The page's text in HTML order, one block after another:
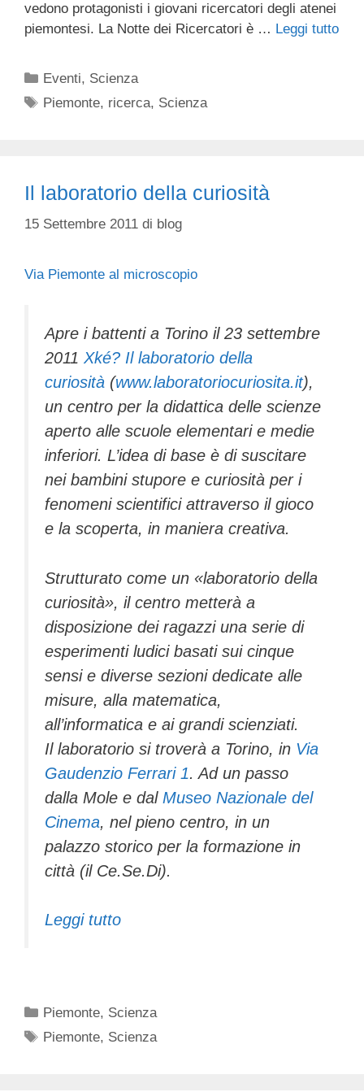
vedono protagonisti i giovani ricercatori degli atenei
piemontesi. La Notte dei Ricercatori è … Leggi tutto
Categorie
Eventi, Scienza
Tag
Piemonte, ricerca, Scienza
Il laboratorio della curiosità
15 Settembre 2011 di blog
Via Piemonte al microscopio
Apre i battenti a Torino il 23 settembre
2011 Xké? Il laboratorio della
curiosità (www.laboratoriocuriosita.it),
un centro per la didattica delle scienze
aperto alle scuole elementari e medie
inferiori. L’idea di base è di suscitare
nei bambini stupore e curiosità per i
fenomeni scientifici attraverso il gioco
e la scoperta, in maniera creativa.
Strutturato come un «laboratorio della
curiosità», il centro metterà a
disposizione dei ragazzi una serie di
esperimenti ludici basati sui cinque
sensi e diverse sezioni dedicate alle
misure, alla matematica,
all’informatica e ai grandi scienziati.
Il laboratorio si troverà a Torino, in Via
Gaudenzio Ferrari 1. Ad un passo
dalla Mole e dal Museo Nazionale del
Cinema, nel pieno centro, in un
palazzo storico per la formazione in
città (il Ce.Se.Di).
Leggi tutto
Categorie
Piemonte, Scienza
Tag
Piemonte, Scienza